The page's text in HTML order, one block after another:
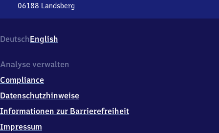
06188 Landsberg
Halle/Saale),
Bahnhofstr.
0
1
8
Landsberg
DeutschEnglish
Analyse verwalten
Compliance
Datenschutzhinweise
Informationen zur Barrierefreiheit
Impressum